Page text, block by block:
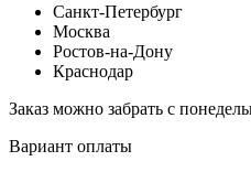
Санкт-Петербург
Москва
Ростов-на-Дону
Краснодар
Заказ можно забрать с
Вариант оплаты